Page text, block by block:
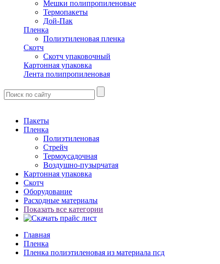
Мешки полипропиленовые
Термопакеты
Дой-Пак
Пленка
Полиэтиленовая пленка
Скотч
Скотч упаковочный
Картонная упаковка
Лента полипропиленовая
Пакеты
Пленка
Полиэтиленовая
Стрейч
Термоусадочная
Воздушно-пузырчатая
Картонная упаковка
Скотч
Оборудование
Расходные материалы
Показать все категории
Главная
Пленка
Пленка полиэтиленовая из материала псд